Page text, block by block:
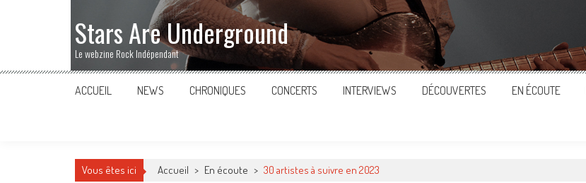
Stars Are Underground
Le webzine Rock Indépendant
ACCUEIL NEWS CHRONIQUES CONCERTS INTERVIEWS DÉCOUVERTES EN ÉCOUTE
Vous êtes ici Accueil > En écoute > 30 artistes à suivre en 2023